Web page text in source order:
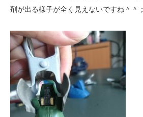
剤が出る様子が全く見えないですね＾＾；